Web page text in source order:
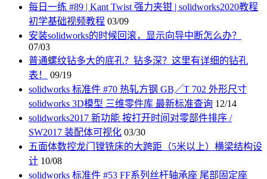
每日一练 #89 | Kant Twist 强力夹钳 | solidworks2020教程
初学基础视频教程 03/09
安装solidworks的时候回滚，显示向导中断怎么办？
07/03
普通螺纹钻多大的底孔？钻多深？这里有详细的钻孔
表！
09/19
solidworks 标准件 #70 热轧方钢 GB╱T 702 外形尺寸
solidworks 3D模型 三维零件库 最新标准查询 12/14
solidworks2017 新功能 按打开时间对零部件排序 /
SW2017 装配体可视化 03/30
五面体数控龙门镗铣床的大跨距（5米以上）横梁结构设
计 10/08
solidworks 标准件 #53 FF系列丝杆轴承座 尾部固定座